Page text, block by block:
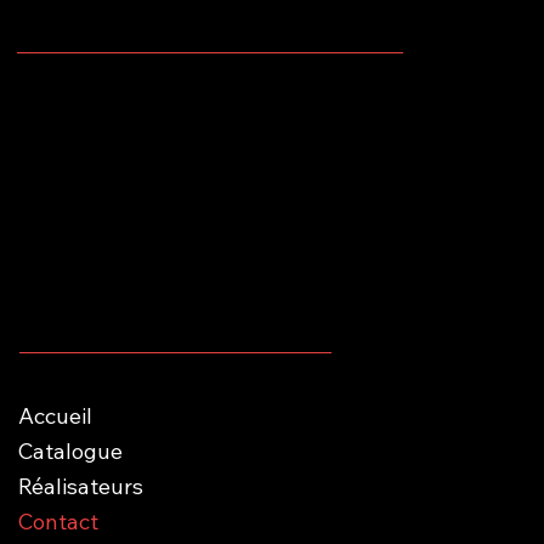
Accueil
Catalogue
Réalisateurs
Contact